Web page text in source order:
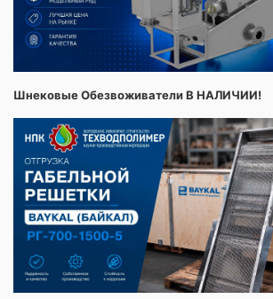
Шнековые Обезвоживатели В НАЛИЧИИ!